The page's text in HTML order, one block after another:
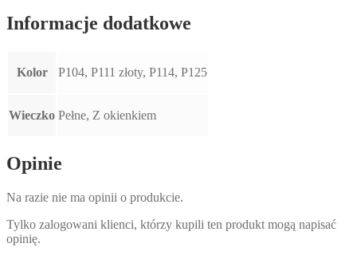
Informacje dodatkowe
Kolor P104, P111 złoty, P114, P125
Wieczko Pełne, Z okienkiem
Opinie
Na razie nie ma opinii o produkcie.
Tylko zalogowani klienci, którzy kupili ten produkt mogą napisać
opinię.